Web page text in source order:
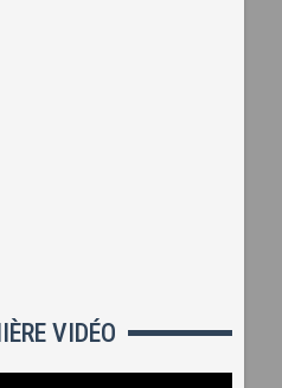
VIDÉO